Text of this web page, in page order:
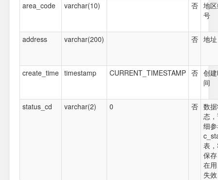
area_code varchar(10) 否 地
号
address varchar(200) 否 地址
create_time timestamp CURRENT_TIMESTAMP 否 创
间
status_cd varchar(2) 0 否 数
态
细
表
保
在
失效